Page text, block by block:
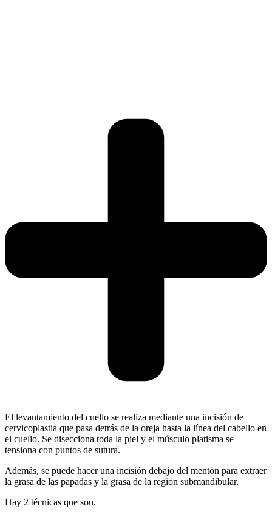
El levantamiento del cuello se realiza mediante una incisión de
cervicoplastia que pasa detrás de la oreja hasta la línea del cabello en
el cuello. Se disecciona toda la piel y el músculo platisma se
tensiona con puntos de sutura.
Además, se puede hacer una incisión debajo del mentón para extraer
la grasa de las papadas y la grasa de la región submandibular.
Hay 2 técnicas que son.